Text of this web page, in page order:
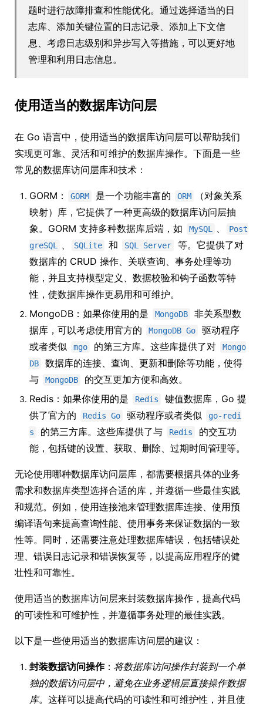
题时进行故障排查和性能优化。通过选择适当的日
志库、添加关键位置的日志记录、添加上下文信
息、考虑日志级别和异步写入等措施，可以更好地
管理和利用日志信息。
使用适当的数据库访问层
在 Go 语言中，使用适当的数据库访问层可以帮助我们
实现更可靠、灵活和可维护的数据库操作。下面是一些
常见的数据库访问层库和技术：
GORM： GORM 是一个功能丰富的 ORM
（对象关系
映射）库，它提供了一种更高级的数据库访问层抽
象。GORM 支持多种数据库后端，如
MySQL 、
Post
greSQL
、 SQLite 和 SQL Server
等。它提供了对
数据库的 CRUD 操作、关联查询、事务处理等功
能，并且支持模型定义、数据校验和钩子函数等特
性，使数据库操作更易用和可维护。
MongoDB：如果你使用的是
MongoDB
非关系型数
据库，可以考虑使用官方的
MongoDB Go
驱动程序
或者类似
mgo 的第三方库。这些库提供了对
Mongo
DB
数据库的连接、查询、更新和删除等功能，使得
与
MongoDB
的交互更加方便和高效。
Redis：如果你使用的是
Redis
键值数据库，Go 提
供了官方的
Redis Go 驱动程序或者类似
go-redi
s
的第三方库。这些库提供了与 Redis
的交互功
能，包括键的设置、获取、删除、过期时间管理等。
无论使用哪种数据库访问层库，都需要根据具体的业务
需求和数据库类型选择合适的库，并遵循一些最佳实践
和规范。例如，使用连接池来管理数据库连接、使用预
编译语句来提高查询性能、使用事务来保证数据的一致
性等。同时，还需要注意处理数据库错误，包括错误处
理、错误日志记录和错误恢复等，以提高应用程序的健
壮性和可靠性。
使用适当的数据库访问层来封装数据库操作，提高代码
的可读性和可维护性，并遵循事务处理的最佳实践。
以下是一些使用适当的数据库访问层的建议：
封装数据访问操作： 将数据库访问操作封装到一个单
独的数据访问层中，避免在业务逻辑层直接操作数据
库。这样可以提高代码的可读性和可维护性，并且使